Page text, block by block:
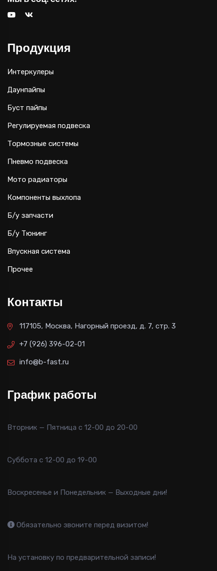
Продукция
Интеркулеры
Даунпайпы
Буст пайпы
Регулируемая подвеска
Тормозные системы
Пневмо подвеска
Мото радиаторы
Компоненты выхлопа
Б/у запчасти
Б/у Тюнинг
Впускная система
Прочее
Контакты
117105, Москва, Нагорный проезд, д. 7, стр. 3
+7 (926) 396-02-01
info@b-fast.ru
График работы
Вторник — Пятница с 12-00 до 20-00
Суббота с 12-00 до 19-00
Воскресенье и Понедельник — Выходные дни!
Обязательно звоните перед визитом!
На установку по предварительной записи!